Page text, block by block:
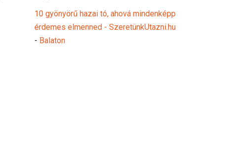
10 gyönyörű hazai tó, ahová mindenképp
érdemes elmenned - SzeretünkUtazni.hu
- Balaton